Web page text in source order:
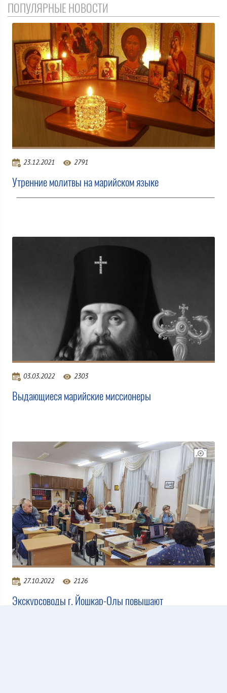
ПОПУЛЯРНЫЕ НОВОСТИ
23.12.2021 2791
Утренние молитвы на марийском языке
03.03.2022 2303
Выдающиеся марийские миссионеры
27.10.2022 2126
Экскурсоводы г. Йошкар-Олы повышают